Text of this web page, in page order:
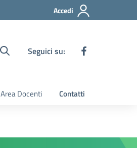
Accedi
Seguici su:
Area Docenti Contatti